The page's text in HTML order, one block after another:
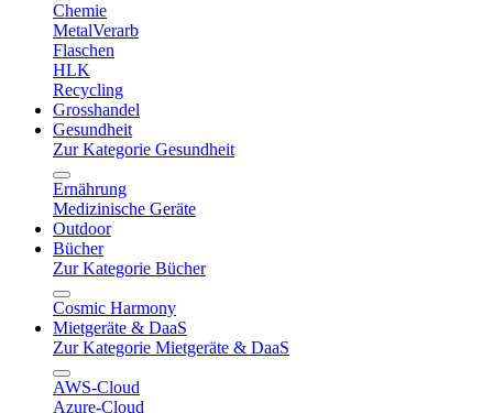
Chemie
MetalVerarb
Flaschen
HLK
Recycling
Grosshandel
Gesundheit
Zur Kategorie Gesundheit
Ernährung
Medizinische Geräte
Outdoor
Bücher
Zur Kategorie Bücher
Cosmic Harmony
Mietgeräte & DaaS
Zur Kategorie Mietgeräte & DaaS
AWS-Cloud
Azure-Cloud